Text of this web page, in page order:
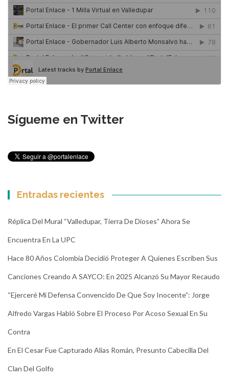
Sígueme en Twitter
Entradas recientes
Réplica Del Mural “Valledupar, Tierra De Dioses” Ahora Se
Encuentra En La UPC
Hace 80 Años Colombia Decidió Proteger A Quienes Escriben Sus
Canciones Creando A SAYCO: En 2025 Alcanzó Su Mayor Recaudo
“Ejerceré Mi Defensa Convencido De Que Soy Inocente”: Jorge
Alfredo Vargas Habló Sobre El Proceso Por Acoso Sexual En Su
Contra
En El Cesar Fue Capturado Alias Román, Presunto Cabecilla Del
Clan Del Golfo